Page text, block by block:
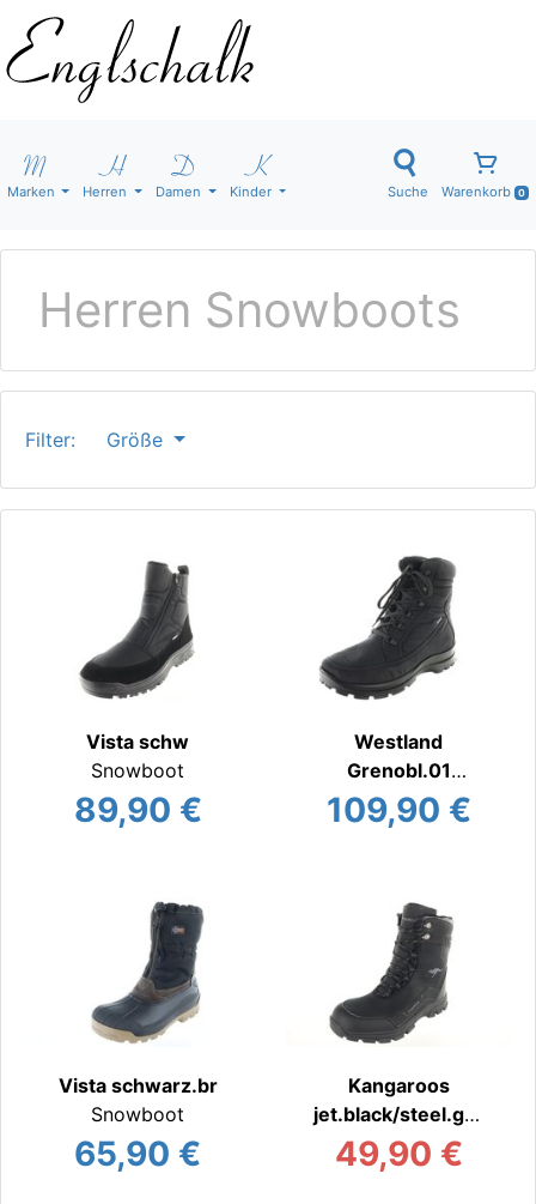
Marken Herren Damen Kinder Suche Warenkorb 0
Herren Snowboots
Filter: Größe
Vista schw
Snowboot
89,90 €
Westland
Grenobl.01
Snowboot
109,90 €
Vista schwarz.br
Snowboot
65,90 €
Kangaroos
jet.black/steel.gre
Snowboot
49,90 €